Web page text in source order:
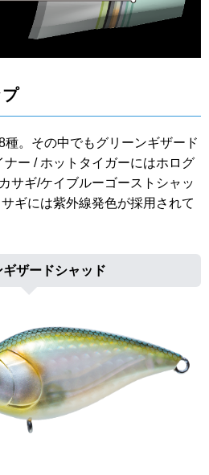
種。その中でもグリーンギザード
ナー / ホットタイガーにはホログ
サギ/ケイブルーゴーストシャッ
ギには紫外線発色が採用されて
ギザードシャッド